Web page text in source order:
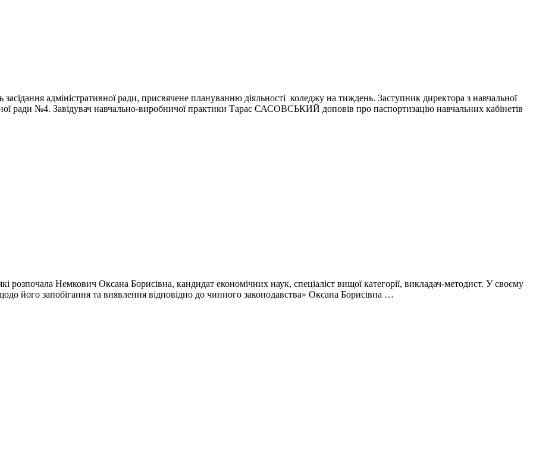
адміністративної ради, присвячене плануванню діяльності коледжу на тиждень. Заступник директора з навчальної
ради №4. Завідувач навчально-виробничої практики Тарас САСОВСЬКИЙ доповів про паспортизацію навчальних кабінетів
розпочала Немкович Оксана Борисівна, кандидат економічних наук, спеціаліст вищої категорії, викладач-методист. У своєму
його запобігання та виявлення відповідно до чинного законодавства» Оксана Борисівна …